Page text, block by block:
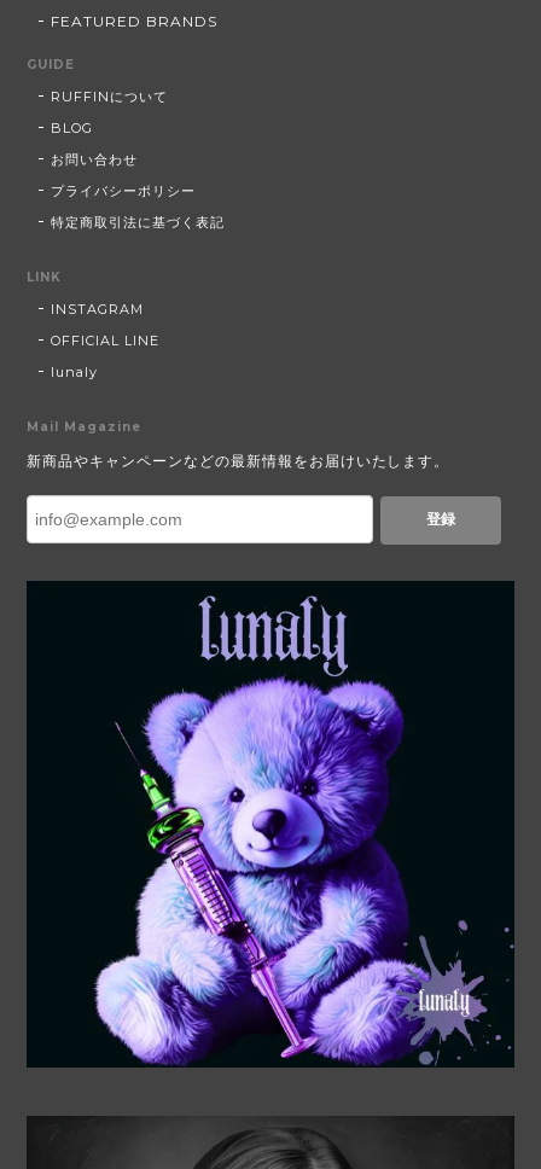
FEATURED BRANDS
GUIDE
RUFFINについて
BLOG
お問い合わせ
プライバシーポリシー
特定商取引法に基づく表記
LINK
INSTAGRAM
OFFICIAL LINE
lunaly
Mail Magazine
新商品やキャンペーンなどの最新情報をお届けいたします。
登録